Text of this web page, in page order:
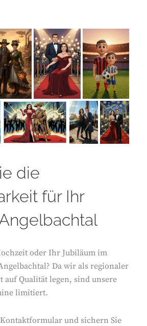
die
für Ihr
oder Ihr Jubiläum im
Da wir als regionaler
auf Qualität legen, sind unsere
limitiert.
und sichern Sie